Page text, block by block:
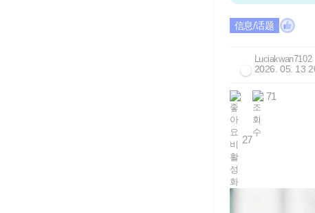
信息/话题
Luciakwan7102
2026. 05. 13
27
71